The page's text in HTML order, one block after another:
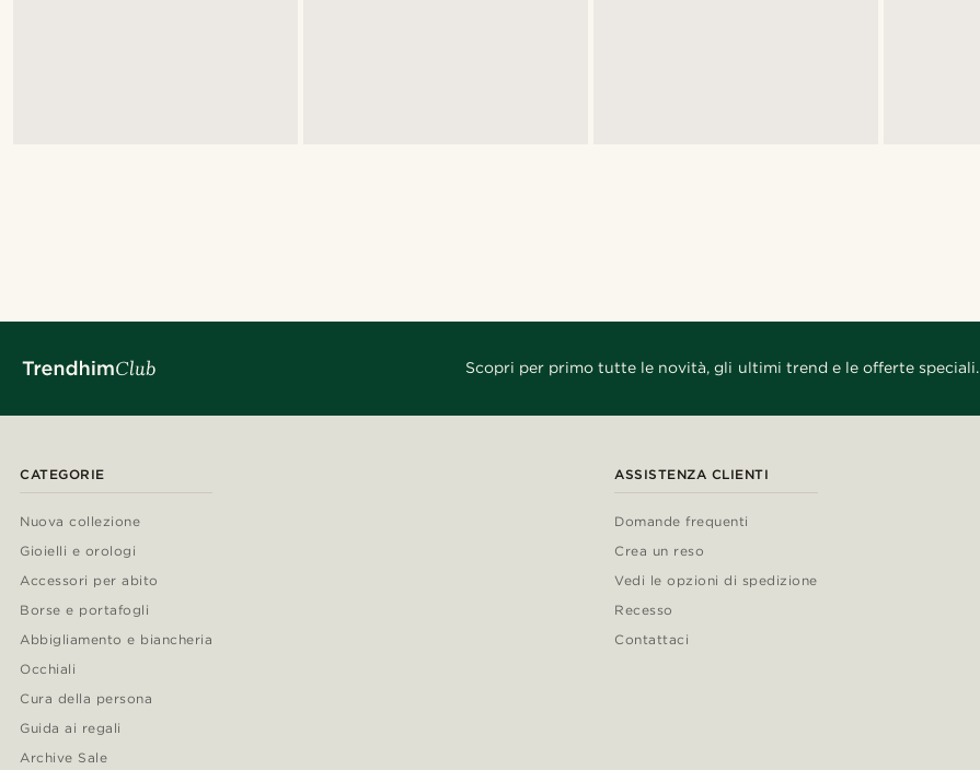
Scopri per primo tutte le novità, gli ultimi trend e le offerte speciali.
CATEGORIE
Nuova collezione
Gioielli e orologi
Accessori per abito
Borse e portafogli
Abbigliamento e biancheria
Occhiali
Cura della persona
Guida ai regali
Archive Sale
ASSISTENZA CLIENTI
Domande frequenti
Crea un reso
Vedi le opzioni di spedizione
Recesso
Contattaci